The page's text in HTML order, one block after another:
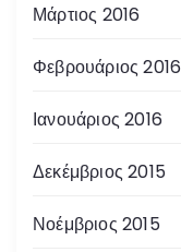
Μάρτιος 2016
Φεβρουάριος 2016
Ιανουάριος 2016
Δεκέμβριος 2015
Νοέμβριος 2015